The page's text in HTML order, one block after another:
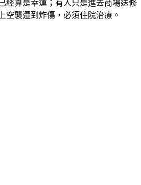
經算是幸運；有人只是進去商場送修